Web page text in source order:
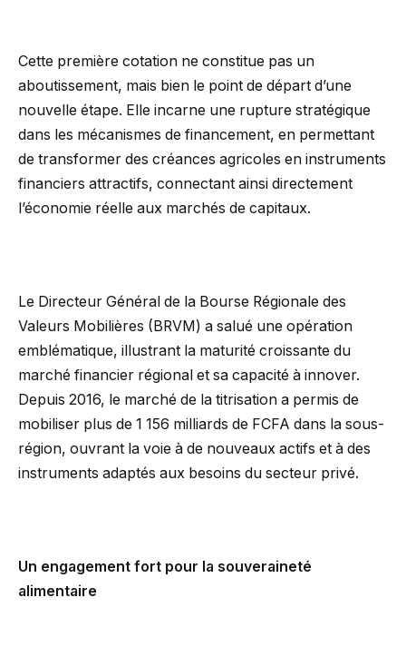
Cette première cotation ne constitue pas un
aboutissement, mais bien le point de départ d’une
nouvelle étape. Elle incarne une rupture stratégique
dans les mécanismes de financement, en permettant
de transformer des créances agricoles en instruments
financiers attractifs, connectant ainsi directement
l’économie réelle aux marchés de capitaux.
Le Directeur Général de la Bourse Régionale des
Valeurs Mobilières (BRVM) a salué une opération
emblématique, illustrant la maturité croissante du
marché financier régional et sa capacité à innover.
Depuis 2016, le marché de la titrisation a permis de
mobiliser plus de 1 156 milliards de FCFA dans la sous-
région, ouvrant la voie à de nouveaux actifs et à des
instruments adaptés aux besoins du secteur privé.
Un engagement fort pour la souveraineté
alimentaire